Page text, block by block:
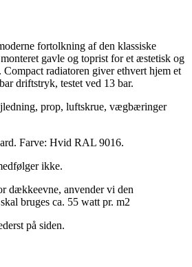
fortolkning af den klassiske
gavle og toprist for et æstetisk og
radiatoren giver ethvert hjem et
driftstryk, testet ved 13 bar.
prop, luftskrue, vægbæringer
Farve: Hvid RAL 9016.
ikke.
dækkeevne, anvender vi den
bruges ca. 55 watt pr. m2
på siden.